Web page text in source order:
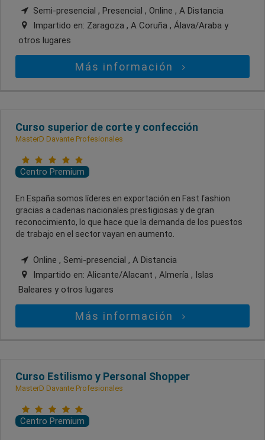
Semi-presencial , Presencial , Online , A Distancia
Impartido en: Zaragoza , A Coruña , Álava/Araba y
otros lugares
Más información
Curso superior de corte y confección
MasterD Davante Profesionales
Centro Premium
En España somos líderes en exportación en Fast fashion
gracias a cadenas nacionales prestigiosas y de gran
reconocimiento, lo que hace que la demanda de los puestos
de trabajo en el sector vayan en aumento.
Online , Semi-presencial , A Distancia
Impartido en: Alicante/Alacant , Almería , Islas
Baleares y otros lugares
Más información
Curso Estilismo y Personal Shopper
MasterD Davante Profesionales
Centro Premium